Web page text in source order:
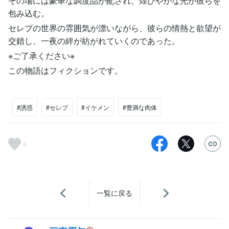
包み込む。
セレブの世界の雰囲気が漂いながら、彼らの情熱と欲望が
交錯し、一夜の絆が紡がれていくのであった。
※ご了承ください※
この物語はフィクションです。
#誘惑 #セレブ #イケメン #豊満な肉体
4
一覧に戻る